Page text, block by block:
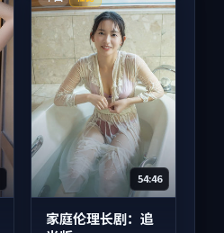
54:46
家庭伦理长剧：追